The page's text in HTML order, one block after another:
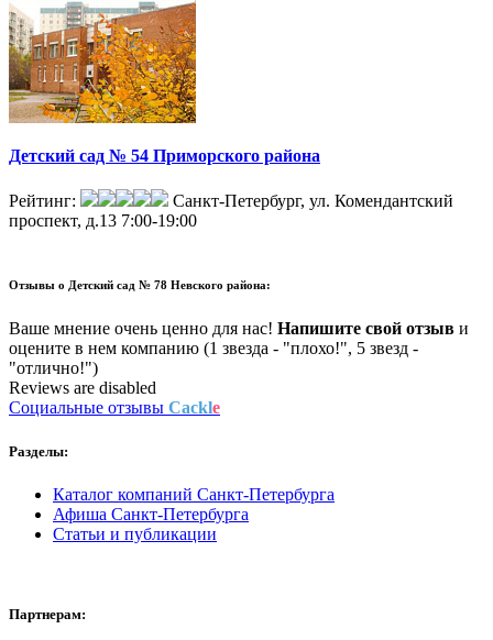
Детский сад № 54 Приморского района
Рейтинг:
Санкт-Петербург, ул. Комендантский
проспект, д.13 7:00-19:00
Отзывы о Детский сад № 78 Невского района:
Ваше мнение очень ценно для нас! Напишите свой отзыв и
оцените в нем компанию (1 звезда - "плохо!", 5 звезд -
"отлично!")
Reviews are disabled
Социальные отзывы Cackle
Разделы:
Каталог компаний Санкт-Петербурга
Афиша Санкт-Петербурга
Статьи и публикации
Партнерам: